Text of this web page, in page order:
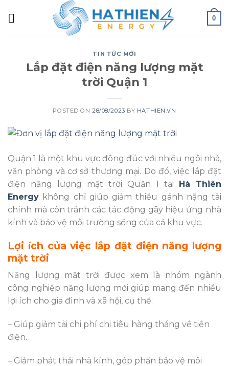
0
TIN TỨC MỚI
Lắp đặt điện năng lượng mặt
trời Quận 1
POSTED ON28/08/2023 BY HATHIEN.VN
Quận 1 là một khu vực đông đúc với nhiều ngôi nhà,
văn phòng và cơ sở thương mại. Do đó, việc lắp đặt
điện năng lượng mặt trời Quận 1 tại Hà Thiên
Energy không chỉ giúp giảm thiểu gánh nặng tài
chính mà còn tránh các tác động gây hiệu ứng nhà
kính và bảo vệ môi trường sống của cả khu vực.
Lợi ích của việc lắp đặt điện năng lượng
mặt trời
Năng lượng mặt trời được xem là nhóm ngành
công nghiệp năng lượng mới giúp mang đến nhiều
lợi ích cho gia đình và xã hội, cụ thể:
– Giúp giảm tải chi phí chi tiêu hàng tháng về tiền
điện.
– Giảm phát thải nhà kính, góp phần bảo vệ môi